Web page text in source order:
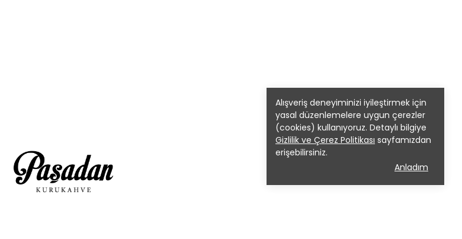
Alışveriş deneyiminizi iyileştirmek için
yasal düzenlemelere uygun çerezler
(cookies) kullanıyoruz. Detaylı bilgiye
Gizlilik ve Çerez Politikası sayfamızdan
erişebilirsiniz.
Anladım